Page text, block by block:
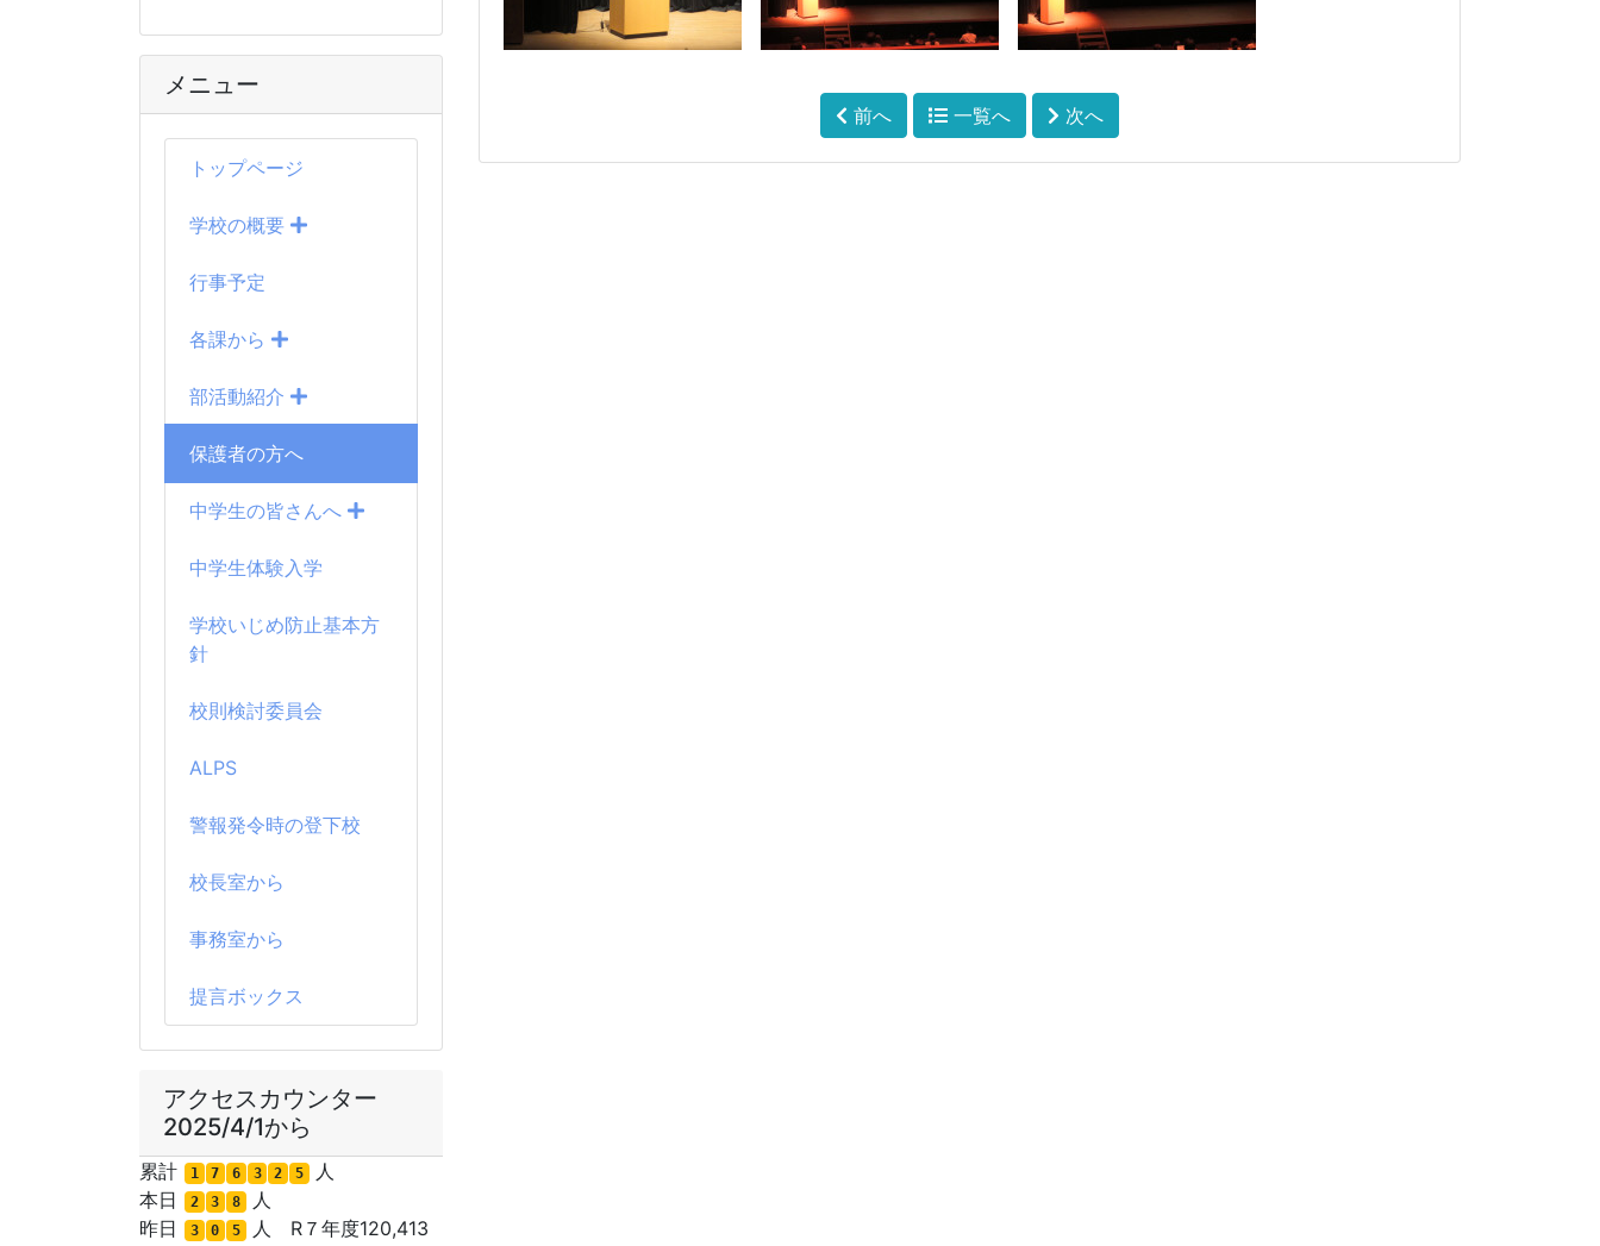
メニュー
トップページ
学校の概要
行事予定
各課から
部活動紹介
保護者の方へ
中学生の皆さんへ
中学生体験入学
学校いじめ防止基本方
針
校則検討委員会
ALPS
警報発令時の登下校
校長室から
事務室から
提言ボックス
アクセスカウンター
2025/4/1から
累計 1 7 6 3 2 5 人
本日
2 3 8 人
昨日
3 0 5 人 R７年度120,413
前へ 一覧へ 次へ